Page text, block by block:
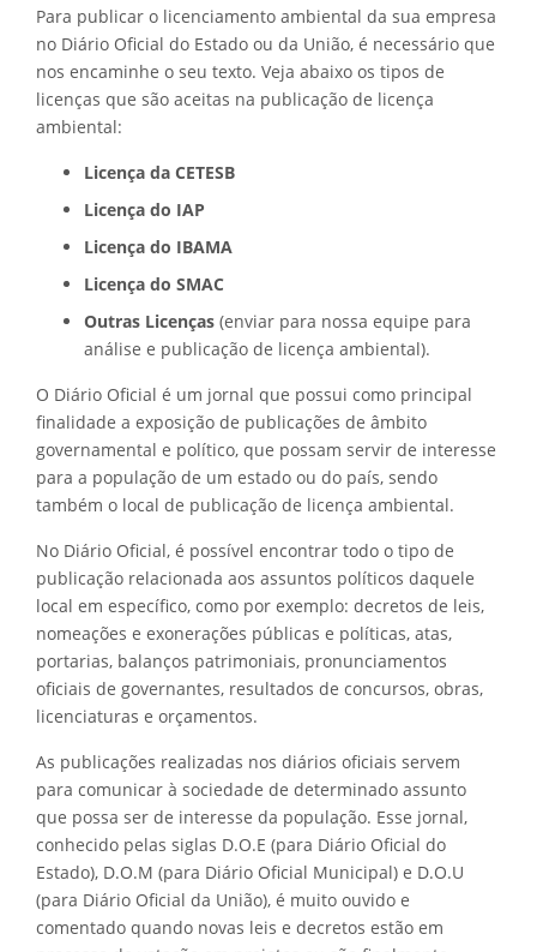
Para publicar o licenciamento ambiental da sua empresa
no Diário Oficial do Estado ou da União, é necessário que
nos encaminhe o seu texto. Veja abaixo os tipos de
licenças que são aceitas na publicação de licença
ambiental:
Licença da CETESB
Licença do IAP
Licença do IBAMA
Licença do SMAC
Outras Licenças (enviar para nossa equipe para
análise e publicação de licença ambiental).
O Diário Oficial é um jornal que possui como principal
finalidade a exposição de publicações de âmbito
governamental e político, que possam servir de interesse
para a população de um estado ou do país, sendo
também o local de publicação de licença ambiental.
No Diário Oficial, é possível encontrar todo o tipo de
publicação relacionada aos assuntos políticos daquele
local em específico, como por exemplo: decretos de leis,
nomeações e exonerações públicas e políticas, atas,
portarias, balanços patrimoniais, pronunciamentos
oficiais de governantes, resultados de concursos, obras,
licenciaturas e orçamentos.
As publicações realizadas nos diários oficiais servem
para comunicar à sociedade de determinado assunto
que possa ser de interesse da população. Esse jornal,
conhecido pelas siglas D.O.E (para Diário Oficial do
Estado), D.O.M (para Diário Oficial Municipal) e D.O.U
(para Diário Oficial da União), é muito ouvido e
comentado quando novas leis e decretos estão em